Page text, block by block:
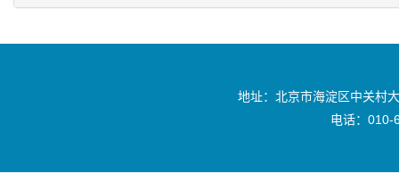
地址：北京市海淀区中关村
电话：